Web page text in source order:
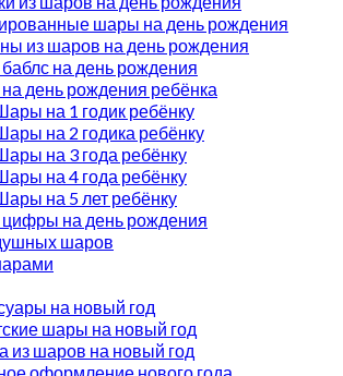
шары на день рождения
из шаров на день рождения
на день рождения
день рождения ребёнка
на 1 годик ребёнку
на 2 годика ребёнку
на 3 года ребёнку
на 4 года ребёнку
на 5 лет ребёнку
на день рождения
шаров
на новый год
шары на новый год
из шаров на новый год